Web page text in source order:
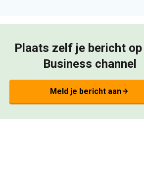
Plaats zelf je bericht
Business channel
Meld je bericht aanarrow_forward